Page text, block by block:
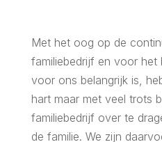
Met het oog op de
familiebedrijf en voor
voor ons belangrijk is,
hart maar met veel trots
familiebedrijf over te
de familie. We zijn